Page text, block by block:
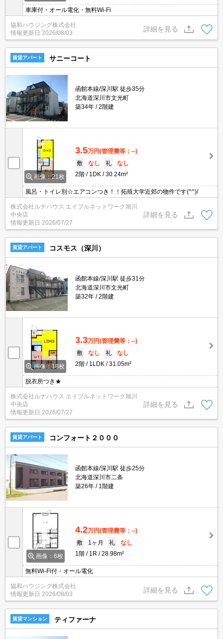
車庫付・オール電化・無料Wi-Fi
協和ハウジング株式会社
情報更新日 2026/08/03
詳細を見る
賃貸アパート サニーコート
函館本線/深川駅 徒歩35分
北海道深川市文光町
築34年
2階建
画像：21枚
3.5万円(管理費等：--)
敷
なし 礼
なし
2階
1DK 30.24m²
風呂・トイレ別☆エアコンつき！！拓殖大学近郊の物件です(^^)/
株式会社ルナハウス エイブルネットワーク旭川
中央店
情報更新日 2026/07/27
詳細を見る
賃貸アパート コスモス（深川）
函館本線/深川駅 徒歩31分
北海道深川市文光町
築32年
2階建
画像：18枚
3.3万円(管理費等：--)
敷
なし 礼
なし
2階
1LDK 31.05m²
脱衣所つき★
株式会社ルナハウス エイブルネットワーク旭川
中央店
情報更新日 2026/07/27
詳細を見る
賃貸アパート コンフォート２０００
函館本線/深川駅 徒歩25分
北海道深川市二条
築26年
1階建
画像：6枚
4.2万円(管理費等：--)
敷
1ヶ月 礼
なし
1階
1R 28.98m²
無料Wi-Fi付・オール電化
協和ハウジング株式会社
情報更新日 2026/08/03
詳細を見る
賃貸マンション ティファーナ